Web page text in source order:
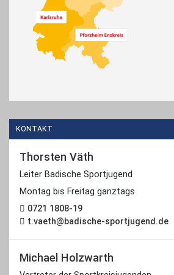
KONTAKT
Thorsten Väth
Leiter Badische Sportjugend
Montag bis Freitag ganztags
0721 1808-19
t.vaeth@badische-sportjugend.de
Michael Holzwarth